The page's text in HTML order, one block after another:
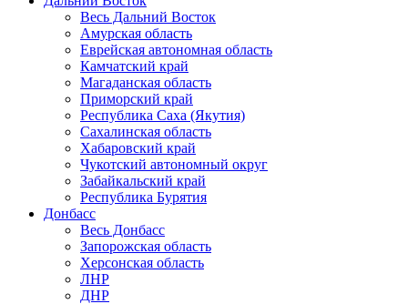
Весь Дальний Восток
Амурская область
Еврейская автономная область
Камчатский край
Магаданская область
Приморский край
Республика Саха (Якутия)
Сахалинская область
Хабаровский край
Чукотский автономный округ
Забайкальский край
Республика Бурятия
Донбасс
Весь Донбасс
Запорожская область
Херсонская область
ЛНР
ДНР